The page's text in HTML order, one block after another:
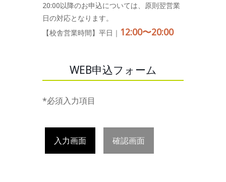
20:00以降のお申込については、原則翌営業
日の対応となります。
【校舎営業時間】平日｜ 12:00〜20:00
WEB申込フォーム
*必須入力項目
入力画面 確認画面